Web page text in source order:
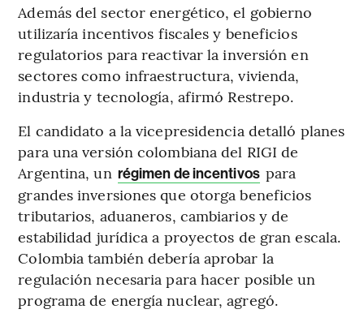
Además del sector energético, el gobierno
utilizaría incentivos fiscales y beneficios
regulatorios para reactivar la inversión en
sectores como infraestructura, vivienda,
industria y tecnología, afirmó Restrepo.
El candidato a la vicepresidencia detalló planes
para una versión colombiana del RIGI de
Argentina, un régimen de incentivos para
grandes inversiones que otorga beneficios
tributarios, aduaneros, cambiarios y de
estabilidad jurídica a proyectos de gran escala.
Colombia también debería aprobar la
regulación necesaria para hacer posible un
programa de energía nuclear, agregó.